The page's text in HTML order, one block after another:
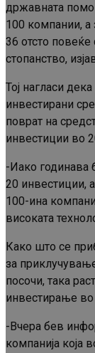
државната
100 компании, а
36 отсто
стопанство,
Тој нагласи
инвестирани
поврат на
инвестиции во
-Иако годинава
20 инвестиции,
100-ина
високата
Како што се
за
посочи, така
инвестирање во
-Вчера бев
компанија која